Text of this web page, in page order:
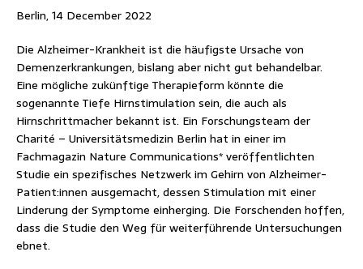
Berlin, 14 December 2022
Die Alzheimer-Krankheit ist die häufigste Ursache von
Demenzerkrankungen, bislang aber nicht gut behandelbar.
Eine mögliche zukünftige Therapieform könnte die
sogenannte Tiefe Hirnstimulation sein, die auch als
Hirnschrittmacher bekannt ist. Ein Forschungsteam der
Charité – Universitätsmedizin Berlin hat in einer im
Fachmagazin Nature Communications* veröffentlichten
Studie ein spezifisches Netzwerk im Gehirn von Alzheimer-
Patient:innen ausgemacht, dessen Stimulation mit einer
Linderung der Symptome einherging. Die Forschenden hoffen,
dass die Studie den Weg für weiterführende Untersuchungen
ebnet.